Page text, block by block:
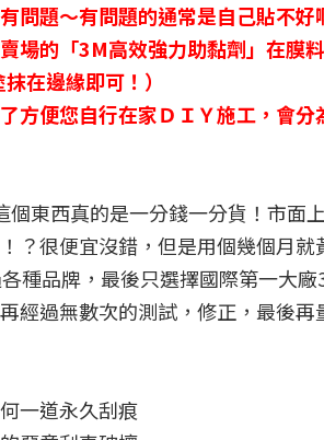
問題～有問題的通常是自己貼不好
場的「3M高效強力助黏劑」在膜
在邊緣即可！）
方便您自行在家ＤＩＹ施工，會
個東西真的是一分錢一分貨！市
？很便宜沒錯，但是用個幾個月
種品牌，最後只選擇國際第一大
經過無數次的測試，修正，最後
一道永久刮痕